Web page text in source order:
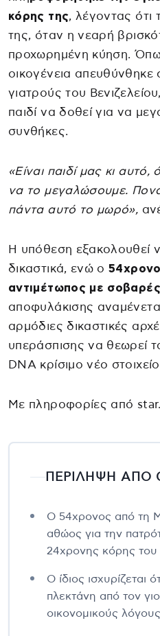
κόρης της, λέγοντας ότι
της, όταν η νεαρή
προχωρημένη κύηση.
οικογένεια απευθύνθηκε
γιατρούς του
παιδί να δοθεί για να
συνθήκες.
«Είναι παιδί μας κι
να το μεγαλώσουμε.
πάντα αυτό το μωρό»,
Η υπόθεση εξακολουθεί
δικαστικά, ενώ ο
αντιμέτωπος με
αποφυλάκισης
αρμόδιες δικαστικές
υπεράσπισης να θεωρεί
DNA κρίσιμο νέο
Με πληροφορίες από
ΠΕΡΙΛΗΨΗ ΑΠΟ
Ο 54χρονος από τη
αθώος για την
24χρονης κόρης
Ο ίδιος ισχυρίζεται
πλεκτάνη από τον
οικονομικούς